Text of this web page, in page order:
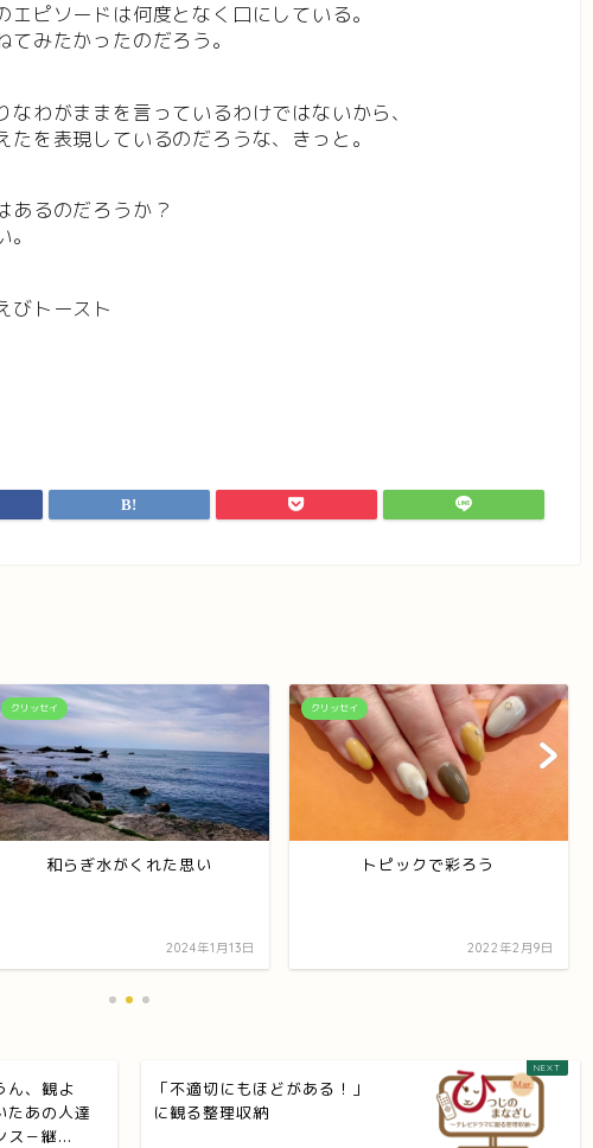
ピソードは何度となく口にしている。
みたかったのだろう。
わがままを言っているわけではないから、
を表現しているのだろうな、きっと。
あるのだろうか？
びトースト
クリッセイ
和らぎ水がくれた思い
2024年1月13日
クリッセイ
トピックで彩ろう
2022年2月9日
ん、観よ
たあの人達
ス－継...
「不適切にもほどがある！」
に観る整理収納